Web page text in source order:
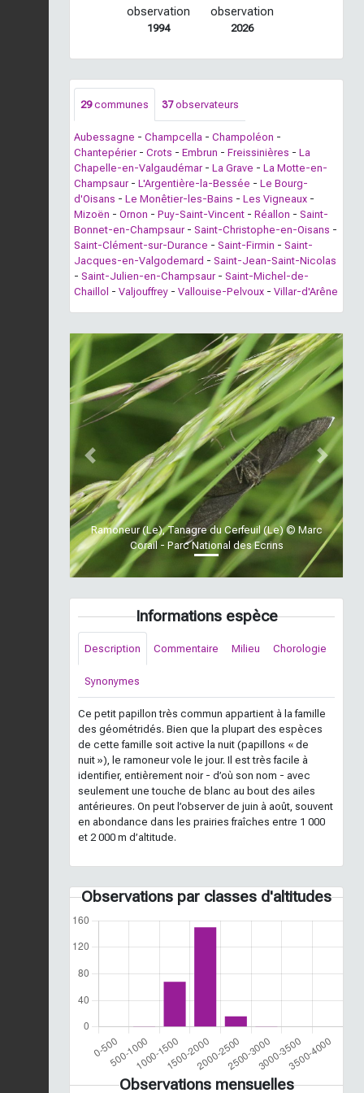
observation
1994
observation
2026
29communes 37observateurs
Aubessagne - Champcella - Champoléon -
Chantepérier - Crots - Embrun - Freissinières - La
Chapelle-en-Valgaudémar - La Grave - La Motte-en-
Champsaur - L'Argentière-la-Bessée - Le Bourg-
d'Oisans - Le Monêtier-les-Bains - Les Vigneaux -
Mizoën - Ornon - Puy-Saint-Vincent - Réallon - Saint-
Bonnet-en-Champsaur - Saint-Christophe-en-Oisans -
Saint-Clément-sur-Durance - Saint-Firmin - Saint-
Jacques-en-Valgodemard - Saint-Jean-Saint-Nicolas
- Saint-Julien-en-Champsaur - Saint-Michel-de-
Chaillol - Valjouffrey - Vallouise-Pelvoux - Villar-d'Arêne
Ramoneur (Le), Tanagre du Cerfeuil (Le) © Marc
Corail - Parc National des Ecrins
Previous Next
Informations espèce
Description Commentaire Milieu Chorologie
Synonymes
Ce petit papillon très commun appartient à la famille
des géométridés. Bien que la plupart des espèces
de cette famille soit active la nuit (papillons « de
nuit »), le ramoneur vole le jour. Il est très facile à
identifier, entièrement noir - d’où son nom - avec
seulement une touche de blanc au bout des ailes
antérieures. On peut l’observer de juin à août, souvent
en abondance dans les prairies fraîches entre 1 000
et 2 000 m d’altitude.
Observations par classes d'altitudes
Observations mensuelles